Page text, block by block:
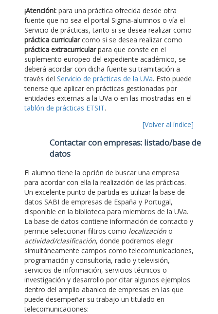
¡Atención!: para una práctica ofrecida desde otra
fuente que no sea el portal Sigma-alumnos o vía el
Servicio de prácticas, tanto si se desea realizar como
práctica curricularcomo si se desea realizar como
práctica extracurricularpara que conste en el
suplemento europeo del expediente académico, se
deberá acordar con dicha fuente su tramitación a
través del Servicio de prácticas de la UVa. Esto puede
tenerse que aplicar en prácticas gestionadas por
entidades externas a la UVa o en las mostradas en el
tablón de prácticas ETSIT.
[Volver al índice]
Contactar con empresas: listado/base de
datos
El alumno tiene la opción de buscar una empresa
para acordar con ella la realización de las prácticas.
Un excelente punto de partida es utilizar la base de
datos SABI de empresas de España y Portugal,
disponible en la biblioteca para miembros de la UVa.
La base de datos contiene información de contacto y
permite seleccionar filtros como localización o
actividad/clasificación, donde podremos elegir
simultáneamente campos como telecomunicaciones,
programación y consultoría, radio y televisión,
servicios de información, servicios técnicos o
investigación y desarrollo por citar algunos ejemplos
dentro del amplio abanico de empresas en las que
puede desempeñar su trabajo un titulado en
telecomunicaciones: